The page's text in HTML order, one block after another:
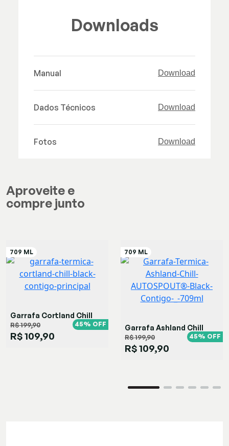
Downloads
Manual Download
Dados Técnicos Download
Fotos Download
Aproveite e
compre junto
Garrafa Cortland Chill
Black
R$ 199,90
R$ 109,90
45% OFF
Garrafa Ashland Chill
Black
R$ 199,90
R$ 109,90
45% OFF